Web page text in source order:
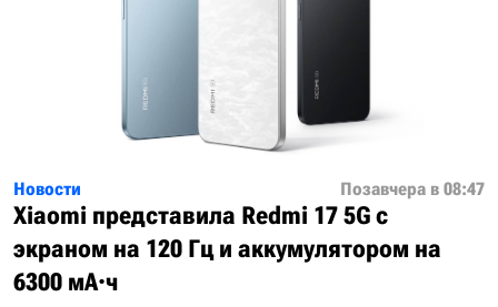
Новости Позавчера в 08:47
Xiaomi представила Redmi 17 5G с
экраном на 120 Гц и аккумулятором на
6300 мА·ч